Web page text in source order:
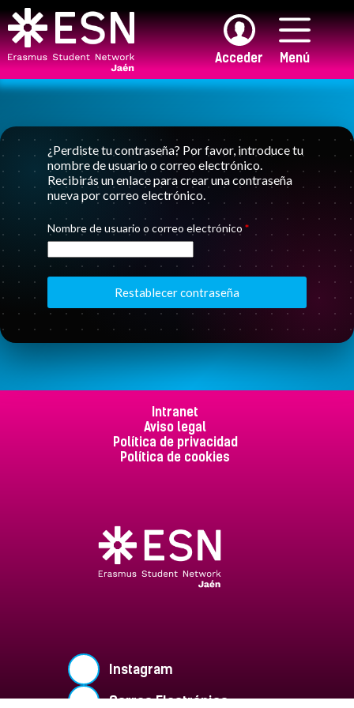
Saltar
al
contenido
Acceder
Menú
¿Perdiste tu contraseña? Por favor, introduce tu
nombre de usuario o correo electrónico.
Recibirás un enlace para crear una contraseña
nueva por correo electrónico.
Nombre de usuario o correo electrónico *Obligatorio
Restablecer contraseña
Intranet
Aviso legal
Política de privacidad
Política de cookies
Instagram
Correo Electrónico